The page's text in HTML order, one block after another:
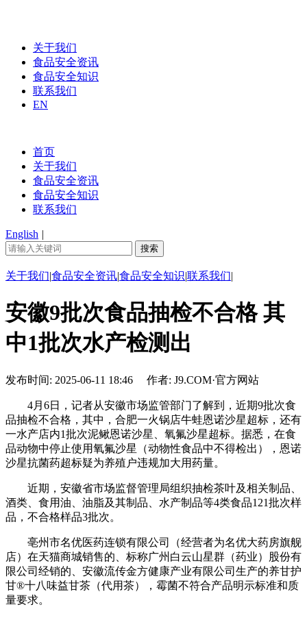
关于我们
食品安全资讯
食品安全知识
联系我们
EN
首页
关于我们
食品安全资讯
食品安全知识
联系我们
English |
关于我们|食品安全资讯|食品安全知识|联系我们|
安徽9批次食品抽检不合格 其
中1批次水产检测出
发布时间: 2025-06-11 18:46 作者: J9.COM·官方网站
4月6日，记者从安徽市场监管部门了解到，近期9批次食
品抽检不合格，其中，合肥一火锅店牛蛙恩诺沙星超标，还有
一水产店内1批次泥鳅恩诺沙星、氧氟沙星超标。据悉，在食
品动物中停止使用氧氟沙星（动物性食品中不得检出），恩诺
沙星抗菌药超标疑为养殖户违规加大用药量。
近期，安徽省市场监督管理局组织抽检茶叶及相关制品、
酒类、食用油、油脂及其制品、水产制品等4类食品121批次样
品，不合格样品3批次。
亳州市名优医药连锁有限公司（经营者为名优大药房旗舰
店）在天猫商城销售的、标称广州白云山星群（药业）股份有
限公司经销的、安徽流传金方健康产业有限公司生产的养甘护
甘®十八味益甘茶（代用茶），霉菌不符合产品明示标准和质
量要求。